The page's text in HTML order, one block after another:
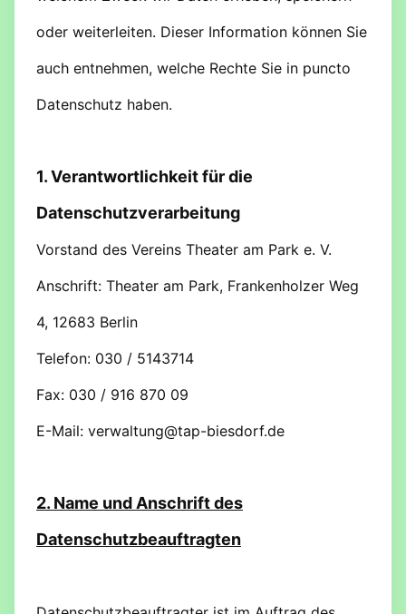
oder weiterleiten. Dieser Information können Sie
auch entnehmen, welche Rechte Sie in puncto
Datenschutz haben.
1. Verantwortlichkeit für die
Datenschutzverarbeitung
Vorstand des Vereins Theater am Park e. V.
Anschrift: Theater am Park, Frankenholzer Weg
4, 12683 Berlin
Telefon: 030 / 5143714
Fax: 030 / 916 870 09
E-Mail: verwaltung@tap-biesdorf.de
2. Name und Anschrift des
Datenschutzbeauftragten